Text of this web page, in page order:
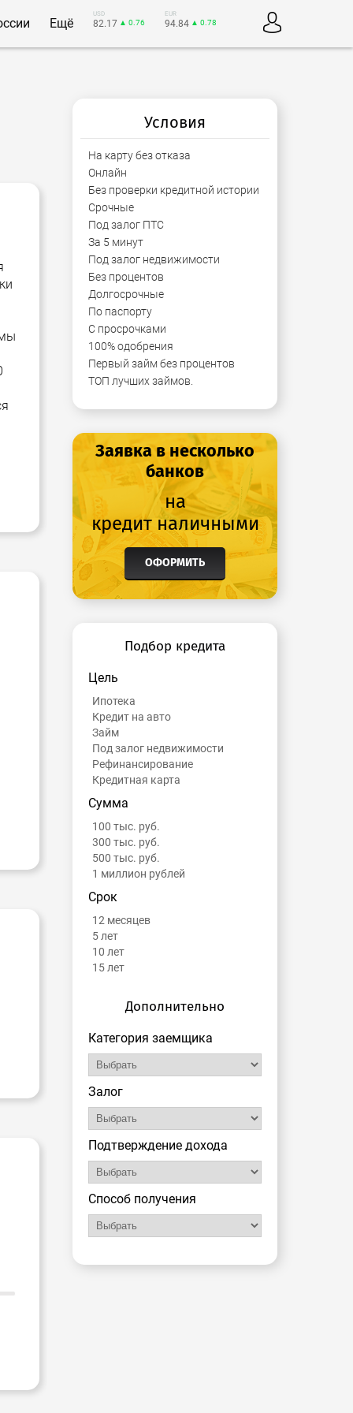
Ещё
USD
82.17 ▲ 0.76
EUR
94.84 ▲ 0.78
Условия
На карту без отказа
Онлайн
Без проверки кредитной истории
Срочные
Под залог ПТС
За 5 минут
Под залог недвижимости
Без процентов
Долгосрочные
По паспорту
С просрочками
100% одобрения
Первый займ без процентов
ТОП лучших займов.
Заявка в несколько
банков
на
кредит наличными
ОФОРМИТЬ
Подбор кредита
Цель
Ипотека
Кредит на авто
Займ
Под залог недвижимости
Рефинансирование
Кредитная карта
Сумма
100 тыс. руб.
300 тыс. руб.
500 тыс. руб.
1 миллион рублей
Срок
12 месяцев
5 лет
10 лет
15 лет
Дополнительно
Категория заемщика
Залог
Подтверждение дохода
Способ получения